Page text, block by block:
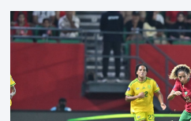
الذي تم توقيعه بحضور
عن القطاع الخاص ومن
الصحية، والصحية النباتية المطبقة